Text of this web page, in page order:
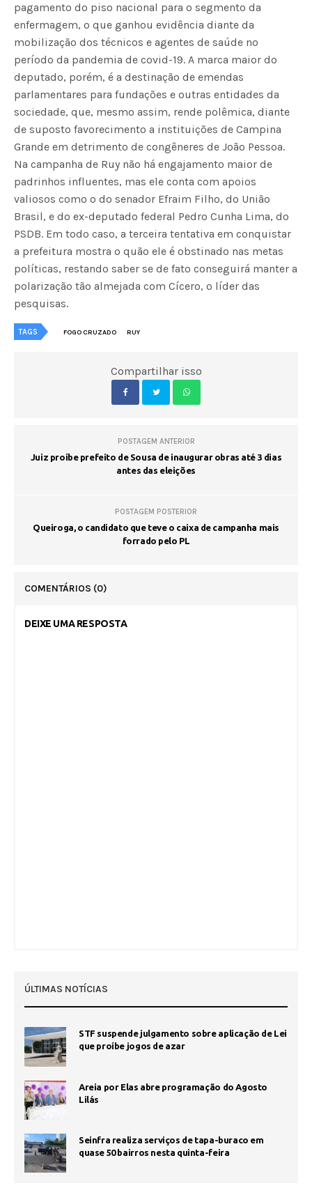
pagamento do piso nacional para o segmento da
enfermagem, o que ganhou evidência diante da
mobilização dos técnicos e agentes de saúde no
período da pandemia de covid-19. A marca maior do
deputado, porém, é a destinação de emendas
parlamentares para fundações e outras entidades da
sociedade, que, mesmo assim, rende polêmica, diante
de suposto favorecimento a instituições de Campina
Grande em detrimento de congêneres de João Pessoa.
Na campanha de Ruy não há engajamento maior de
padrinhos influentes, mas ele conta com apoios
valiosos como o do senador Efraim Filho, do União
Brasil, e do ex-deputado federal Pedro Cunha Lima, do
PSDB. Em todo caso, a terceira tentativa em conquistar
a prefeitura mostra o quão ele é obstinado nas metas
políticas, restando saber se de fato conseguirá manter a
polarização tão almejada com Cícero, o líder das
pesquisas.
TAGS FOGO CRUZADO RUY
Compartilhar isso
POSTAGEM ANTERIOR
Juiz proíbe prefeito de Sousa de inaugurar obras até 3 dias
antes das eleições
POSTAGEM POSTERIOR
Queiroga, o candidato que teve o caixa de campanha mais
forrado pelo PL
COMENTÁRIOS (0)
DEIXE UMA RESPOSTA
ÚLTIMAS NOTÍCIAS
STF suspende julgamento sobre aplicação de Lei
que proíbe jogos de azar
Areia por Elas abre programação do Agosto
Lilás
Seinfra realiza serviços de tapa-buraco em
quase 50 bairros nesta quinta-feira